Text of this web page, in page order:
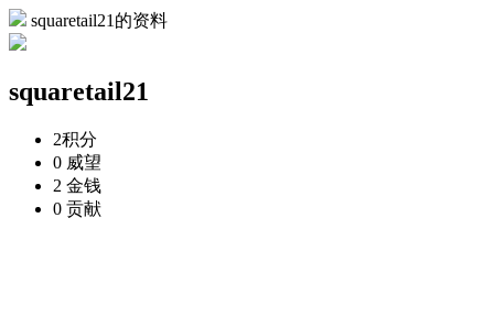
squaretail21的资料
squaretail21
2积分
0 威望
2 金钱
0 贡献